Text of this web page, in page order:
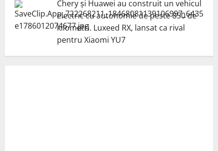
Chery și Huawei au construit un vehicul
electric cu autonomie de peste 850 de
kilometri. Luxeed RX, lansat ca rival
pentru Xiaomi YU7